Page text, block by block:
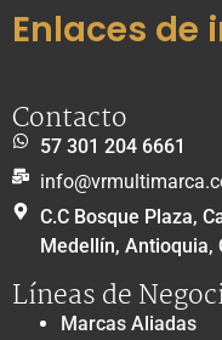
Enlaces de
Contacto
57 301 204 6661
C.C Bosque Plaza,
Medellín, Antioquia,
Líneas de
Marcas Aliadas